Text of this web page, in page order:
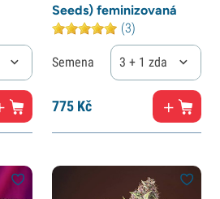
Seeds) feminizovaná
(3)
Semena 3 + 1 zdarma
775 Kč